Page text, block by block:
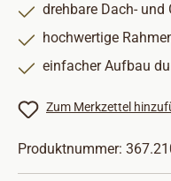
drehbare Dach-
hochwertige
einfacher Aufbau
Zum Merkzettel
Produktnummer: